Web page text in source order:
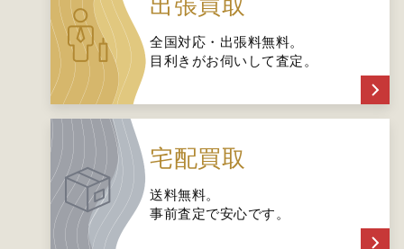
出張買取
全国対応・出張料無料。
目利きがお伺いして査定。
宅配買取
送料無料。
事前査定で安心です。